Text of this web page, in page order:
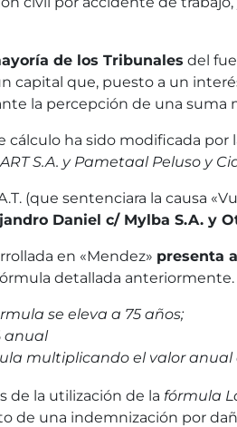
de los Tribunales del
capital que, puesto a un
la percepción de una
cálculo ha sido modificada
S.A. y Pametaal Peluso y
(que sentenciara la causa
Daniel c/ Mylba S.A. y
en «Mendez» presenta
detallada anteriormente.
se eleva a 75 años;
anual
multiplicando el valor
de la utilización de la fórmula
de una indemnización por